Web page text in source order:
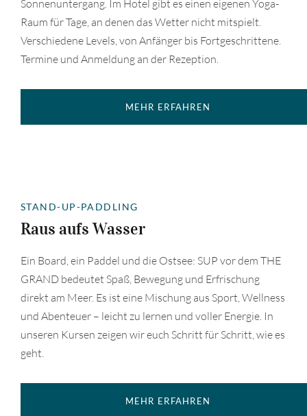
Sonnenuntergang. Im Hotel gibt es einen eigenen Yoga-
Raum für Tage, an denen das Wetter nicht mitspielt.
Verschiedene Levels, von Anfänger bis Fortgeschrittene.
Termine und Anmeldung an der Rezeption.
MEHR ERFAHREN
STAND-UP-PADDLING
Raus aufs Wasser
Ein Board, ein Paddel und die Ostsee: SUP vor dem THE
GRAND bedeutet Spaß, Bewegung und Erfrischung
direkt am Meer. Es ist eine Mischung aus Sport, Wellness
und Abenteuer – leicht zu lernen und voller Energie. In
unseren Kursen zeigen wir euch Schritt für Schritt, wie es
geht.
MEHR ERFAHREN